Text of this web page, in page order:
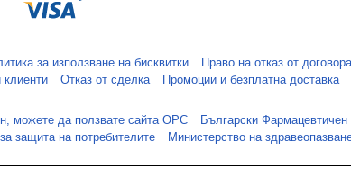
за използване на бисквитки Право на отказ от договора
клиенти Отказ от сделка
Промоции и безплатна доставка
можете да ползвате сайта ОРС
Български
защита на потребителите Министерство на